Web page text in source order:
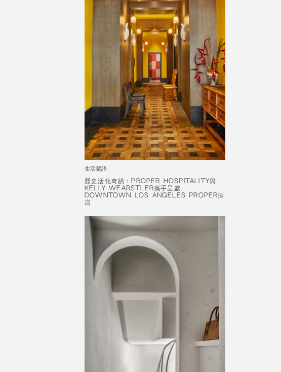
生活絮語
歷史活化奇蹟：PROPER HOSPITALITY與
KELLY WEARSTLER攜手呈獻
DOWNTOWN LOS ANGELES PROPER酒
店
歷史活化奇蹟：PROPER HOSPITALITY與
KELLY WEARSTLER攜手呈獻
DOWNTOWN LOS ANGELES PROPER酒
店